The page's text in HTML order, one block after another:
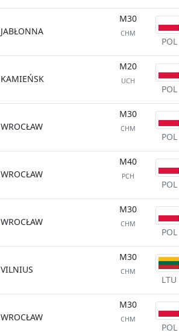
JABŁONNA
M30
CHM
POL
KAMIEŃSK
M20
UCH
POL
WROCŁAW
M30
CHM
POL
WROCŁAW
M40
PCH
POL
WROCŁAW
M30
CHM
POL
VILNIUS
M30
CHM
LTU
WROCŁAW
M30
CHM
POL